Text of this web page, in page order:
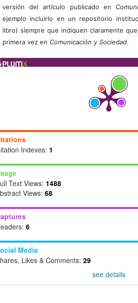
versión del artículo publicado en
ejemplo incluirlo en un repositorio
libro) siempre que indiquen claramente
primera vez en Comunicación y Sociedad.
Indexes: 1
Text Views: 1488
Views: 68
6
Media
Likes & Comments: 29
see details